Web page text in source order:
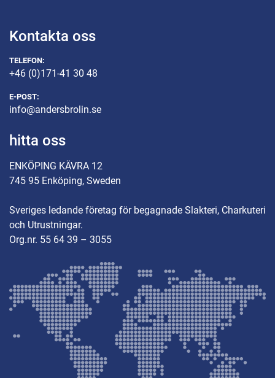
Kontakta oss
TELEFON:
+46 (0)171-41 30 48
E-POST:
info@andersbrolin.se
hitta oss
ENKÖPING KÄVRA 12
745 95 Enköping, Sweden
Sveriges ledande företag för begagnade Slakteri, Charkuteri
och Utrustningar.
Org.nr. 55 64 39 – 3055